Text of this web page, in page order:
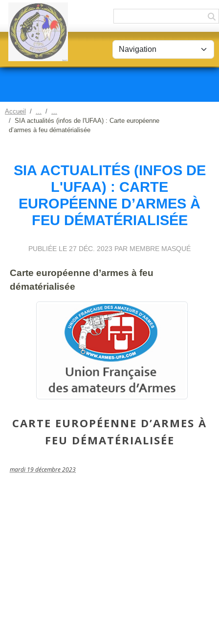
Accueil
SIA actualités (infos de l'UFAA) : Carte européenne
d’armes à feu dématérialisée
SIA ACTUALITÉS (INFOS DE
L'UFAA) : CARTE
EUROPÉENNE D’ARMES À
FEU DÉMATÉRIALISÉE
PUBLIÉE LE 27 DÉC. 2023 PAR MEMBRE MASQUÉ
Carte européenne d’armes à feu
dématérialisée
CARTE EUROPÉENNE D’ARMES À
FEU DÉMATÉRIALISÉE
mardi 19 décembre 2023
Panneau de gestion des cookies